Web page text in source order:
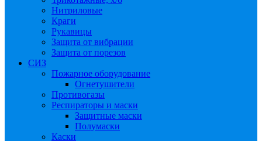
Нитриловые
Краги
Рукавицы
Защита от вибрации
Защита от порезов
СИЗ
Пожарное оборудование
Огнетушители
Противогазы
Респираторы и маски
Защитные маски
Полумаски
Каски